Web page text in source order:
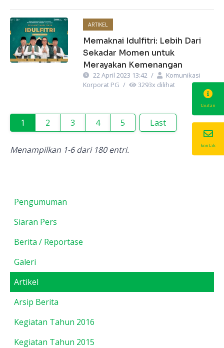
Pengumuman
Siaran Pers
Berita / Reportase
Galeri
Artikel
Arsip Berita
Kegiatan Tahun 2016
Kegiatan Tahun 2015
ARTIKEL
Memaknai Idulfitri: Lebih Dari
Sekadar Momen untuk
Merayakan Kemenangan
22 April 2023 13:42 /
Komunikasi
Korporat PG / 3293x dilihat
1 2 3 4 5 Last
Menampilkan 1-6 dari 180 entri.
tautan
kontak